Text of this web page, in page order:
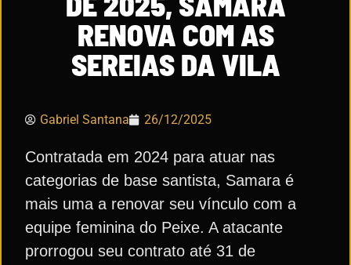
RENOVA COM AS
SEREIAS DA VILA
Gabriel Santana 26/12/2025
Contratada em 2024 para atuar nas
categorias de base santista, Samara é
mais uma a renovar seu vínculo com a
equipe feminina do Peixe. A atacante
prorrogou seu contrato até 31 de